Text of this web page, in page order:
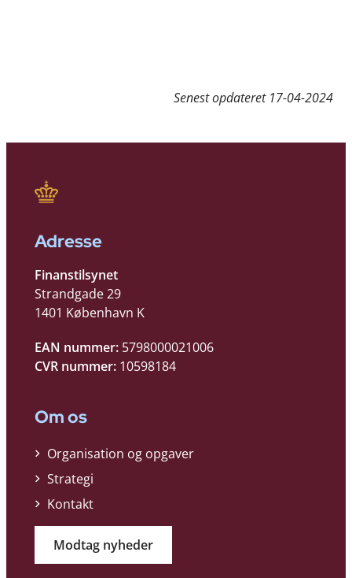
Senest opdateret 17-04-2024
Adresse
Finanstilsynet
Strandgade 29
1401 København K
EAN nummer: 5798000021006
CVR nummer: 10598184
Om os
Organisation og opgaver
Strategi
Kontakt
Modtag nyheder